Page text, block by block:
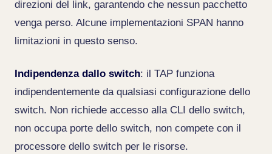
direzioni del link, garantendo che nessun pacchetto
venga perso. Alcune implementazioni SPAN hanno
limitazioni in questo senso.
Indipendenza dallo switch: il TAP funziona
indipendentemente da qualsiasi configurazione dello
switch. Non richiede accesso alla CLI dello switch,
non occupa porte dello switch, non compete con il
processore dello switch per le risorse.